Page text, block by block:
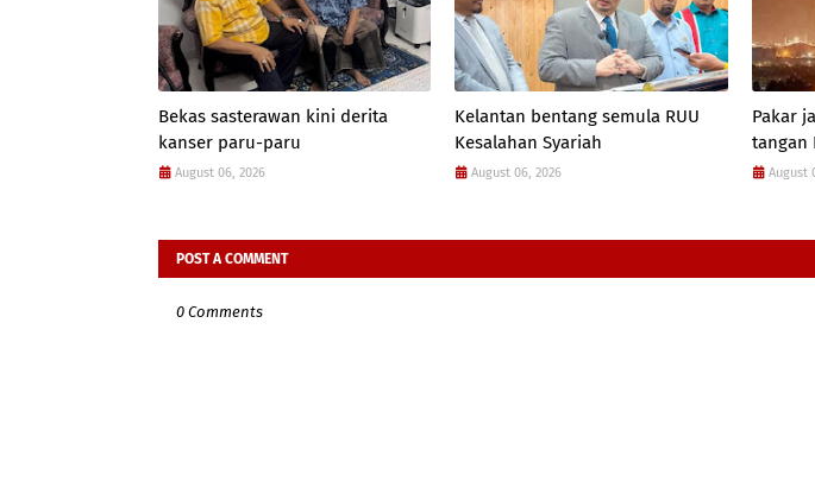
Bekas sasterawan kini derita
kanser paru-paru
August 06, 2026
Kelantan bentang semula RUU
Kesalahan Syariah
August 06, 2026
Pakar
tangan
August
POST A COMMENT
0 Comments